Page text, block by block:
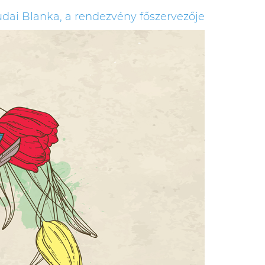
Blanka, a rendezvény főszervezője